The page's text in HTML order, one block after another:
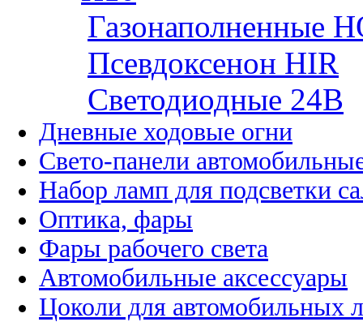
Газонаполненные
Псевдоксенон HIR
Cветодиодные 24B
Дневные ходовые огни
Свето-панели
Набор ламп для подсветки
Оптика, фары
Фары рабочего света
Автомобильные аксессуары
Цоколи для автомобильных